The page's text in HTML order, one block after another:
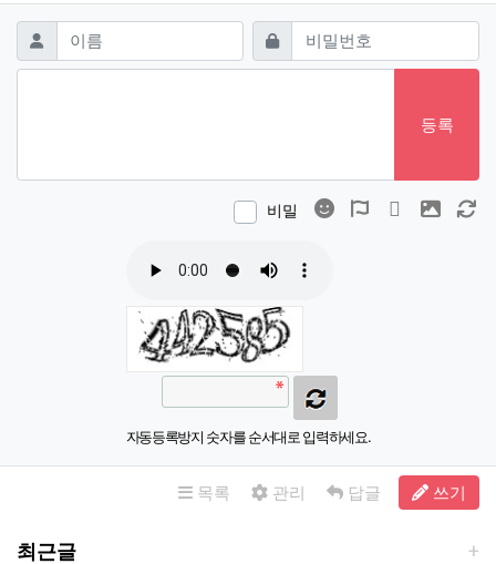
댓글쓰기
이름 필수 비밀번호필수
등록
비밀 이모티콘폰트어썸
동영상 이미지
자동등록방지 숫자를 순서대로 입력하세요.
목록 관리 답글 쓰기
최근글